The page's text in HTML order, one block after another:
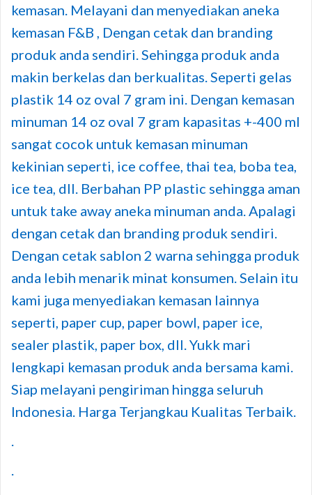
kemasan. Melayani dan menyediakan aneka
kemasan F&B , Dengan cetak dan branding
produk anda sendiri. Sehingga produk anda
makin berkelas dan berkualitas. Seperti gelas
plastik 14 oz oval 7 gram ini. Dengan kemasan
minuman 14 oz oval 7 gram kapasitas +-400 ml
sangat cocok untuk kemasan minuman
kekinian seperti, ice coffee, thai tea, boba tea,
ice tea, dll. Berbahan PP plastic sehingga aman
untuk take away aneka minuman anda. Apalagi
dengan cetak dan branding produk sendiri.
Dengan cetak sablon 2 warna sehingga produk
anda lebih menarik minat konsumen. Selain itu
kami juga menyediakan kemasan lainnya
seperti, paper cup, paper bowl, paper ice,
sealer plastik, paper box, dll. Yukk mari
lengkapi kemasan produk anda bersama kami.
Siap melayani pengiriman hingga seluruh
Indonesia. Harga Terjangkau Kualitas Terbaik.
.
.